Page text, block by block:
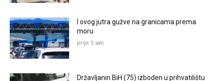
I ovog jutra gužve na granicama prema
moru
prije 5 sati
Državljanin BiH (75) izboden u prihvatilištu